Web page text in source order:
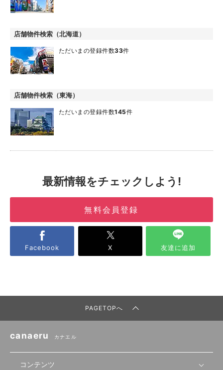
店舗物件検索（北海道）
ただいまの登録件数33件
店舗物件検索（東海）
ただいまの登録件数145件
最新情報をチェックしよう!
無料会員登録
Facebook X 友達に追加
PAGETOPへ
canaeru カナエル
コンテンツ